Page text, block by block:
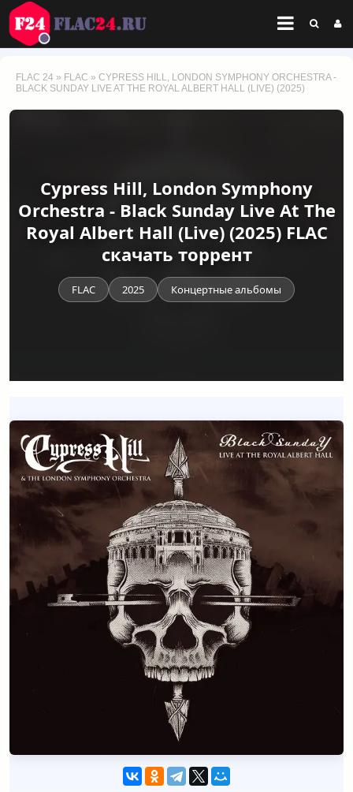
FLAC 24 » FLAC » CYPRESS HILL, LONDON SYMPHONY ORCHESTRA -
BLACK SUNDAY LIVE AT THE ROYAL ALBERT HALL (LIVE) (2025)
Cypress Hill, London Symphony
Orchestra - Black Sunday Live At The
Royal Albert Hall (Live) (2025) FLAC
скачать торрент
FLAC 2025 Концертные альбомы